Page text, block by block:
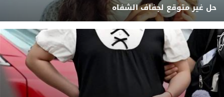
حل غير متوقع لجفاف الشفاه